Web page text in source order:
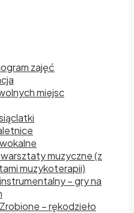
zajęć
miejsc
muzyczne (z
muzykoterapii)
– gry na
– rękodzieło